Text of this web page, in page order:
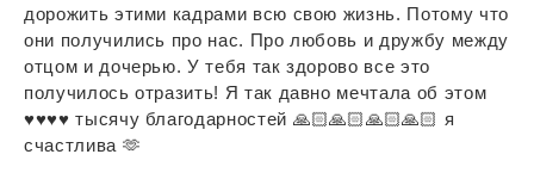
дорожить этими кадрами всю свою жизнь. Потому что
они получились про нас. Про любовь и дружбу между
отцом и дочерью. У тебя так здорово все это
получилось отразить! Я так давно мечтала об этом
♥️♥️♥️♥️ тысячу благодарностей 🙏🏻🙏🏻🙏🏻🙏🏻 я
счастлива 🫶